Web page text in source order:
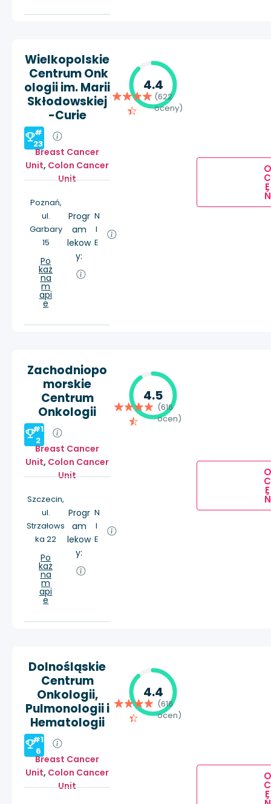
Wielkopolskie
Centrum Onk
ologii im. Marii
Skłodowskiej
-Curie
#
23
Breast Cancer
Unit, Colon Cancer
Unit
Poznań,
ul.
Garbary
15
Po
każ
na
m
api
e
Progr
am
lekow
y:
N
I
E
4.4
(622
oceny)
O
C
E
Ń
Zachodniopo
morskie
Centrum
Onkologii
#1
2
Breast Cancer
Unit, Colon Cancer
Unit
Szczecin,
ul.
Strzałows
ka 22
Po
każ
na
m
api
e
Progr
am
lekow
y:
N
I
E
4.5
(616
ocen)
O
C
E
Ń
Dolnośląskie
Centrum
Onkologii,
Pulmonologii i
Hematologii
#1
6
Breast Cancer
Unit, Colon Cancer
Unit
4.4
(616
ocen)
O
C
E